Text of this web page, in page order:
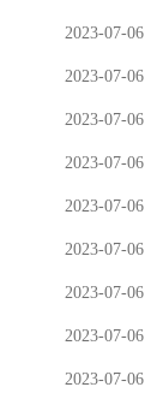
2023-07-06
2023-07-06
2023-07-06
2023-07-06
2023-07-06
2023-07-06
2023-07-06
2023-07-06
2023-07-06